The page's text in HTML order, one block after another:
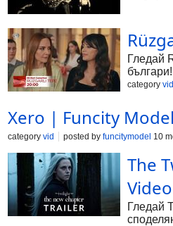
Гледай
българи!
category vid
Xero | Funcity Model
category vid posted by funcitymodel 10
The
Гледай